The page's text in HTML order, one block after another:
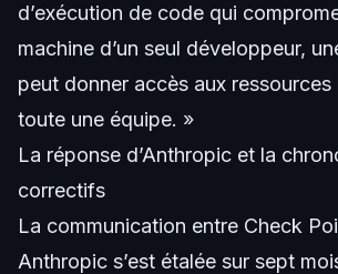
d’exécution de code qui
machine d’un seul développeur,
peut donner accès aux
toute une équipe. »
La réponse d’Anthropic et la
correctifs
La communication entre Check
Anthropic s’est étalée sur sept